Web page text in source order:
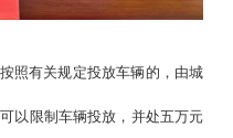
照有关规定投放车辆的，由城
以限制车辆投放，并处五万元